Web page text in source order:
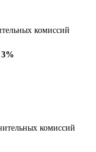
комиссий
комиссий